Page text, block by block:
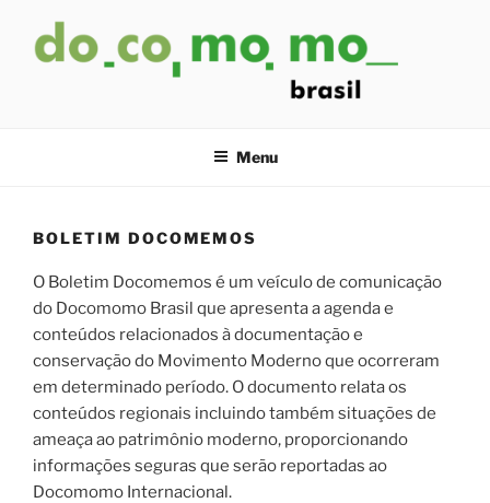
Menu
BOLETIM DOCOMEMOS
O Boletim Docomemos é um veículo de comunicação
do Docomomo Brasil que apresenta a agenda e
conteúdos relacionados à documentação e
conservação do Movimento Moderno que ocorreram
em determinado período. O documento relata os
conteúdos regionais incluindo também situações de
ameaça ao patrimônio moderno, proporcionando
informações seguras que serão reportadas ao
Docomomo Internacional.